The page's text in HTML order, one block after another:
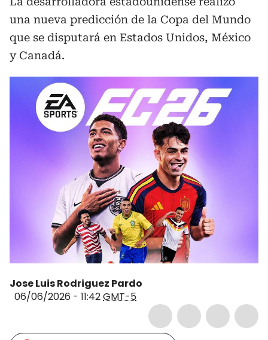
una nueva predicción de la Copa del Mundo
que se disputará en Estados Unidos, México
y Canadá.
Jose Luis Rodriguez Pardo
06/06/2026 - 11:42GMT-5